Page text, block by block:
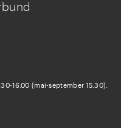
16.00 (mai-september 15.30).